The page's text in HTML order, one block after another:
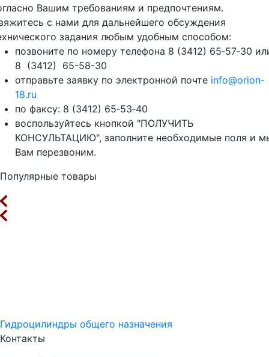
Вашим требованиям и предпочтениям.
с нами для дальнейшего обсуждения
задания любым удобным способом:
позвоните по номеру телефона 8 (3412) 65‑57‑30
8 (3412) 65-58-30
отправьте заявку по электронной почте info@orion-
18.ru
по факсу: 8 (3412) 65‑53‑40
воспользуйтесь кнопкой "ПОЛУЧИТЬ
КОНСУЛЬТАЦИЮ", заполните необходимые поля и
Вам перезвоним.
Популярные товары
Гидроцилиндры общего назначения
Контакты